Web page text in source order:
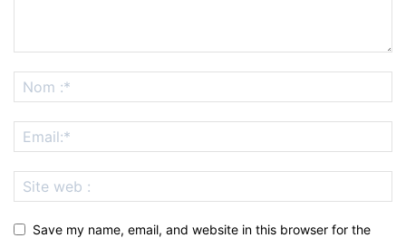
Save my name, email, and website in this browser for the